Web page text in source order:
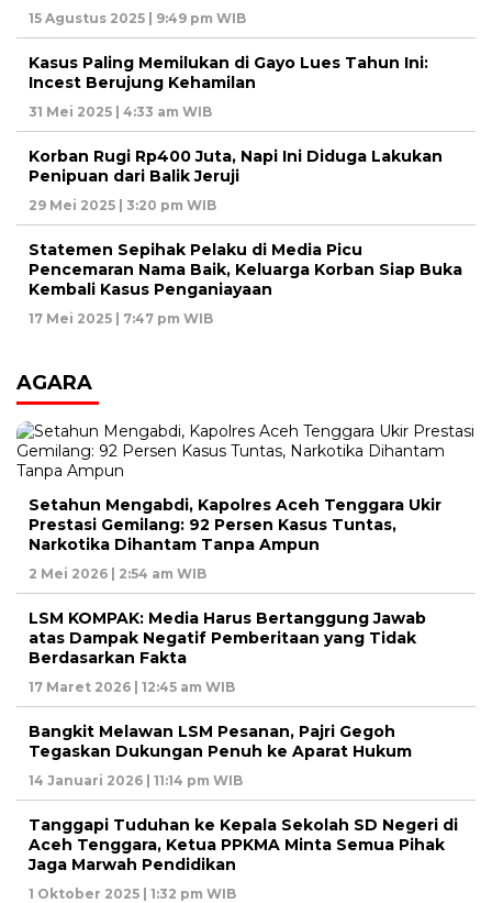
15 Agustus 2025 | 9:49 pm WIB
Kasus Paling Memilukan di Gayo Lues Tahun Ini:
Incest Berujung Kehamilan
31 Mei 2025 | 4:33 am WIB
Korban Rugi Rp400 Juta, Napi Ini Diduga Lakukan
Penipuan dari Balik Jeruji
29 Mei 2025 | 3:20 pm WIB
Statemen Sepihak Pelaku di Media Picu
Pencemaran Nama Baik, Keluarga Korban Siap Buka
Kembali Kasus Penganiayaan
17 Mei 2025 | 7:47 pm WIB
AGARA
Setahun Mengabdi, Kapolres Aceh Tenggara Ukir
Prestasi Gemilang: 92 Persen Kasus Tuntas,
Narkotika Dihantam Tanpa Ampun
2 Mei 2026 | 2:54 am WIB
LSM KOMPAK: Media Harus Bertanggung Jawab
atas Dampak Negatif Pemberitaan yang Tidak
Berdasarkan Fakta
17 Maret 2026 | 12:45 am WIB
Bangkit Melawan LSM Pesanan, Pajri Gegoh
Tegaskan Dukungan Penuh ke Aparat Hukum
14 Januari 2026 | 11:14 pm WIB
Tanggapi Tuduhan ke Kepala Sekolah SD Negeri di
Aceh Tenggara, Ketua PPKMA Minta Semua Pihak
Jaga Marwah Pendidikan
1 Oktober 2025 | 1:32 pm WIB